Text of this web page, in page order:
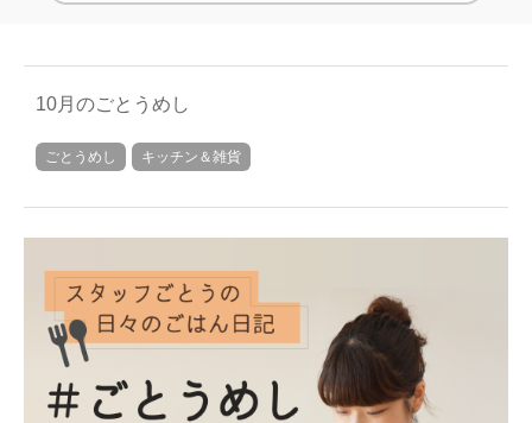
10月のごとうめし
ごとうめし キッチン＆雑貨